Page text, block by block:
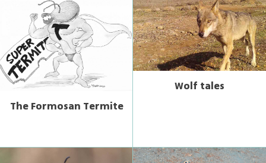
The Formosan Termite
Wolf tales